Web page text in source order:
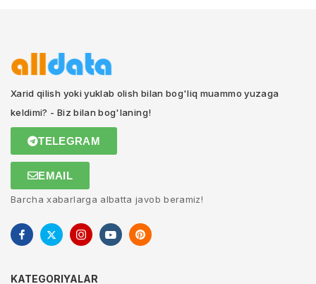
Xarid qilish yoki yuklab olish bilan bog'liq muammo yuzaga
keldimi? - Biz bilan bog'laning!
TELEGRAM
EMAIL
Barcha xabarlarga albatta javob beramiz!
KATEGORIYALAR